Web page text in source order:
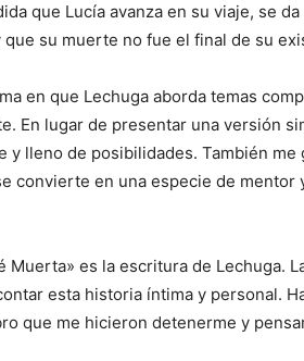
que Lucía avanza en su viaje, se
su muerte no fue el final de su
en que Lechuga aborda temas
En lugar de presentar una versión
y lleno de posibilidades. También me
convierte en una especie de mentor
Muerta» es la escritura de Lechuga.
esta historia íntima y personal.
que me hicieron detenerme y